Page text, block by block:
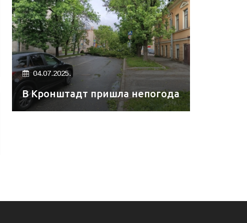
04.07.2025.
В Кронштадт пришла непогода